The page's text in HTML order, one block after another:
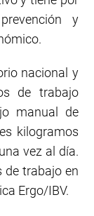
y
nacional y
de trabajo
manual de
kilogramos
vez al día.
de trabajo en
Ergo/IBV.